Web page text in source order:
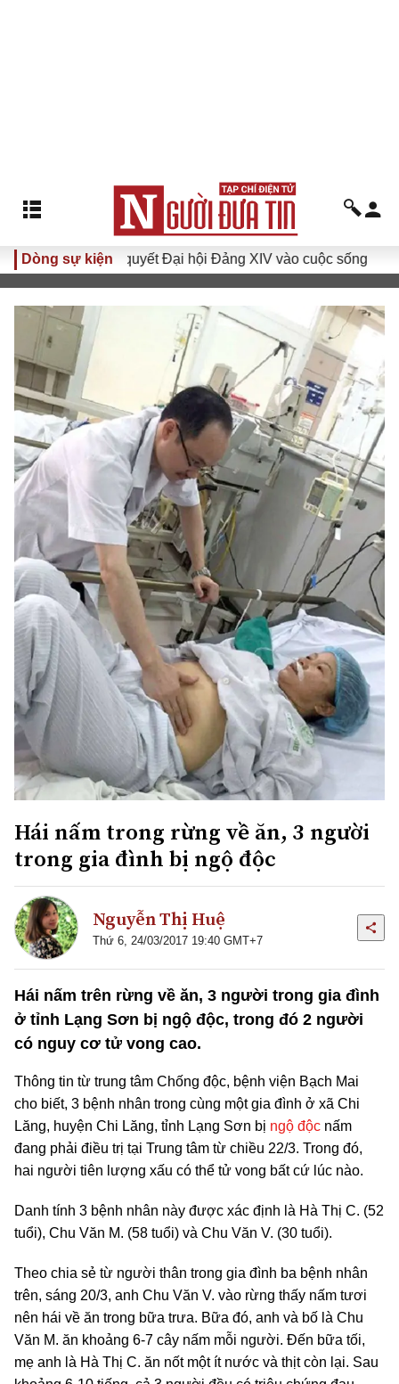
Dòng sự kiện
Đưa Nghị quyết Đại hội Đảng XIV vào cuộc sống
Hái nấm trong rừng về ăn, 3 người
trong gia đình bị ngộ độc
Nguyễn Thị Huệ
Thứ 6, 24/03/2017 19:40 GMT+7
Hái nấm trên rừng về ăn, 3 người trong gia đình
ở tỉnh Lạng Sơn bị ngộ độc, trong đó 2 người
có nguy cơ tử vong cao.
Thông tin từ trung tâm Chống độc, bệnh viện Bạch Mai
cho biết, 3 bệnh nhân trong cùng một gia đình ở xã Chi
Lăng, huyện Chi Lăng, tỉnh Lạng Sơn bị ngộ độc nấm
đang phải điều trị tại Trung tâm từ chiều 22/3. Trong đó,
hai người tiên lượng xấu có thể tử vong bất cứ lúc nào.
Danh tính 3 bệnh nhân này được xác định là Hà Thị C. (52
tuổi), Chu Văn M. (58 tuổi) và Chu Văn V. (30 tuổi).
Theo chia sẻ từ người thân trong gia đình ba bệnh nhân
trên, sáng 20/3, anh Chu Văn V. vào rừng thấy nấm tươi
nên hái về ăn trong bữa trưa. Bữa đó, anh và bố là Chu
Văn M. ăn khoảng 6-7 cây nấm mỗi người. Đến bữa tối,
mẹ anh là Hà Thị C. ăn nốt một ít nước và thịt còn lại. Sau